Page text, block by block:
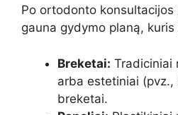
Po ortodonto
gauna gydymo planą,
Breketai: Tradiciniai
arba estetiniai (pvz.,
breketai.